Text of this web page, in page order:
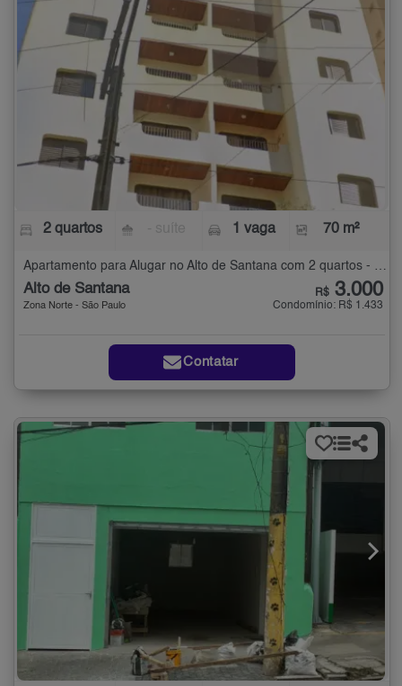
2 quartos 1 vaga 70 m²
Apartamento para Alugar no Alto de Santana com 2 quartos - 70 m²
Alto de Santana
Zona Norte - São Paulo
R$ 3.000
Condomínio: R$ 1.433
Contatar